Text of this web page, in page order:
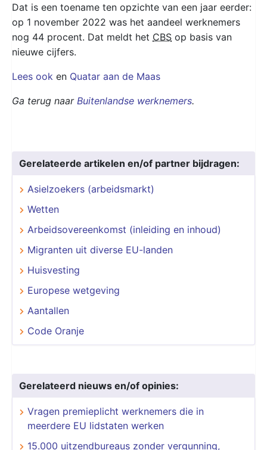
Dat is een toename ten opzichte van een jaar eerder:
op 1 november 2022 was het aandeel werknemers
nog 44 procent. Dat meldt het CBS op basis van
nieuwe cijfers.
Lees ook en Quatar aan de Maas
Ga terug naar Buitenlandse werknemers.
Gerelateerde artikelen en/of partner bijdragen:
Asielzoekers (arbeidsmarkt)
Wetten
Arbeidsovereenkomst (inleiding en inhoud)
Migranten uit diverse EU-landen
Huisvesting
Europese wetgeving
Aantallen
Code Oranje
Gerelateerd nieuws en/of opinies:
Vragen premieplicht werknemers die in
meerdere EU lidstaten werken
15.000 uitzendbureaus zonder vergunning,